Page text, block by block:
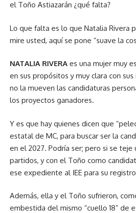
el Toño Astiazarán ¿qué falta?
Lo que falta es lo que Natalia Rivera
mire usted, aquí se pone “suave la
NATALIA RIVERA es una mujer muy
en sus propósitos y muy clara con
no la mueven las candidaturas
los proyectos ganadores.
Y es que hay quienes dicen que
estatal de MC, para buscar ser la
en el 2027. Podría ser; pero si se teje
partidos, y con el Toño como
ese expediente al IEE para su
Además, ella y el Toño sufrieron,
embestida del mismo “cuello 18” de